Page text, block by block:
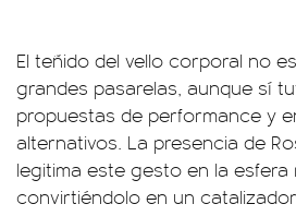
El teñido del vello corporal no
grandes pasarelas, aunque sí
propuestas de performance y
alternativos. La presencia de
legitima este gesto en la esfera
convirtiéndolo en un